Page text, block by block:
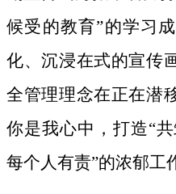
候受的教育”的学习
化、沉浸在式的宣传
全管理理念在正在潜
你是我心中，打造“
每个人有责”的浓郁工